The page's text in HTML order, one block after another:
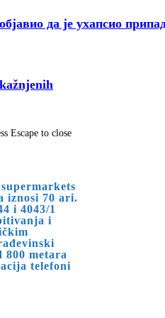
да је ухапсио
Escape to close
iznosi 70 ari.
i 4043/1
i
800 metara
telefoni